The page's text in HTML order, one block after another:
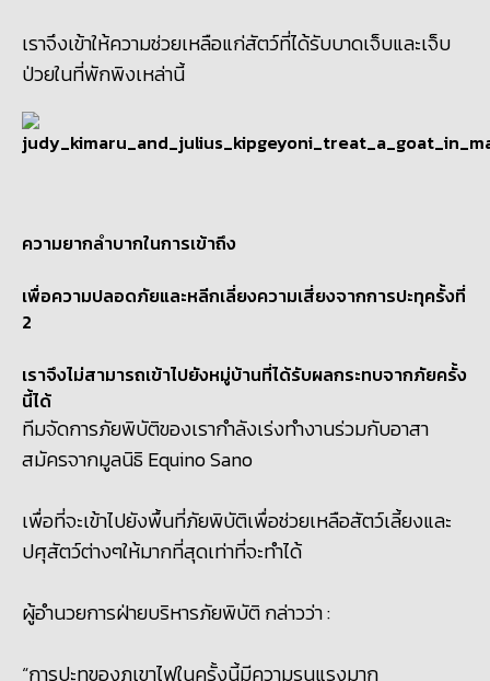
เราจึงเข้าให้ความช่วยเหลือแก่สัตว์ที่ได้รับบาดเจ็บและเจ็บ
ป่วยในที่พักพิงเหล่านี้
ความยากลำบากในการเข้าถึง
เพื่อความปลอดภัยและหลีกเลี่ยงความเสี่ยงจากการปะทุครั้งที่
2
เราจึงไม่สามารถเข้าไปยังหมู่บ้านที่ได้รับผลกระทบจากภัยครั้ง
นี้ได้
ทีมจัดการภัยพิบัติของเรากำลังเร่งทำงานร่วมกับอาสา
สมัครจากมูลนิธิ Equino Sano
เพื่อที่จะเข้าไปยังพื้นที่ภัยพิบัติเพื่อช่วยเหลือสัตว์เลี้ยงและ
ปศุสัตว์ต่างๆให้มากที่สุดเท่าที่จะทำได้
ผู้อำนวยการฝ่ายบริหารภัยพิบัติ กล่าวว่า :
“การปะทุของภูเขาไฟในครั้งนี้มีความรุนแรงมาก